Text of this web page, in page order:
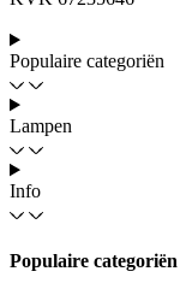
Populaire categoriën
Lampen
Info
Populaire categoriën